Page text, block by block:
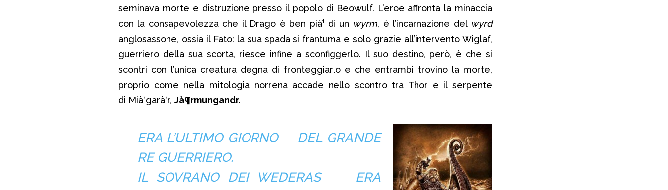
seminava morte e distruzione presso il popolo di Beowulf. L’eroe affronta la minaccia
con la consapevolezza che il Drago è ben pià¹ di un wyrm, è l’incarnazione del wyrd
anglosassone, ossia il Fato: la sua spada si frantuma e solo grazie all’intervento Wiglaf,
guerriero della sua scorta, riesce infine a sconfiggerlo. Il suo destino, però, è che si
scontri con l’unica creatura degna di fronteggiarlo e che entrambi trovino la morte,
proprio come nella mitologia norrena accade nello scontro tra Thor e il serpente
di Mià°garà°r, Jà¶rmungandr.
ERA L’ULTIMO GIORNO DEL GRANDE
RE GUERRIERO.
IL SOVRANO DEI WEDERAS ERA